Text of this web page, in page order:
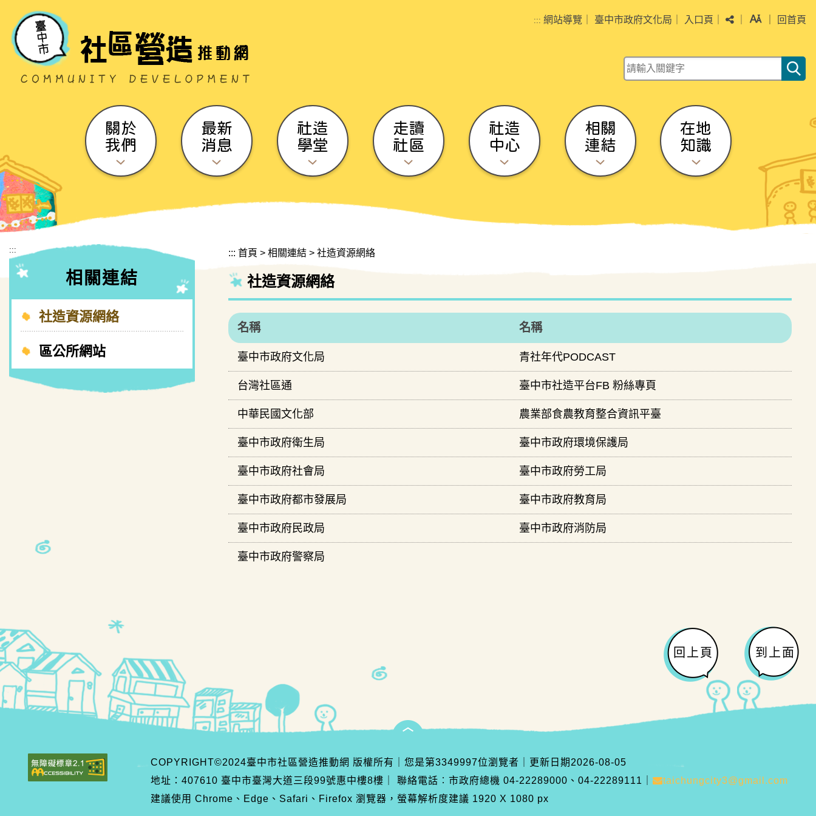
::: 網站導覽 臺中市政府文化局 入口頁 分享 字級回首頁
關鍵字查詢
關於
我們
最新
消息
社造
學堂
走讀
社區
社造
中心
相關
連結
在地
知識
:::
相關連結
社造資源網絡
區公所網站
::: 首頁 > 相關連結 > 社造資源網絡
社造資源網絡
名稱 名稱
臺中市政府文化局 青社年代PODCAST
台灣社區通 臺中市社造平台FB 粉絲專頁
中華民國文化部 農業部食農教育整合資訊平臺
臺中市政府衛生局 臺中市政府環境保護局
臺中市政府社會局 臺中市政府勞工局
臺中市政府都市發展局 臺中市政府教育局
臺中市政府民政局 臺中市政府消防局
臺中市政府警察局
回上頁 到上面
COPYRIGHT©2024臺中市社區營造推動網 版權所有 ｜您是第3349997位瀏覽者 更新日期 2026-08-05
地址：407610 臺中市臺灣大道三段99號惠中樓8樓
聯絡電話︰市政府總機 04-22289000、04-22289111 ｜
taichungcity3@gmail.com
建議使用 Chrome、Edge、Safari、Firefox 瀏覽器，螢幕解析度建議 1920 X 1080 px